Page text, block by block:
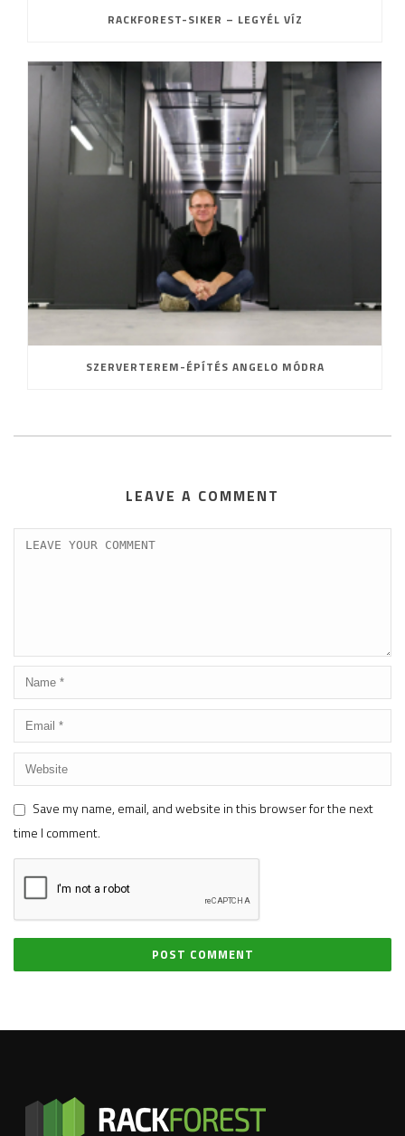
RACKFOREST-SIKER – LEGYÉL VÍZ
SZERVERTEREM-ÉPÍTÉS ANGELO MÓDRA
LEAVE A COMMENT
Save my name, email, and website in this browser for the next
time I comment.